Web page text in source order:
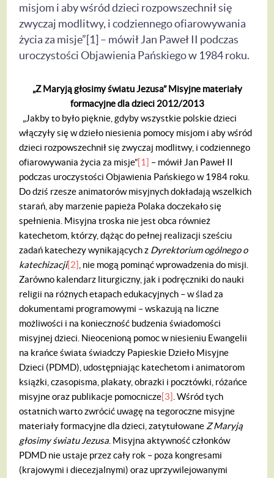
misjom i aby wśród dzieci rozpowszechnił się
zwyczaj modlitwy, i codziennego ofiarowywania
życia za misje”[1] – mówił Jan Paweł II podczas
uroczystości Objawienia Pańskiego w 1984 roku.
„Z Maryją głosimy światu Jezusa” Misyjne materiały
formacyjne dla dzieci 2012/2013
„Jakby to było pięknie, gdyby wszystkie polskie dzieci
włączyły się w dzieło niesienia pomocy misjom i aby wśród
dzieci rozpowszechnił się zwyczaj modlitwy, i codziennego
ofiarowywania życia za misje”[1] – mówił Jan Paweł II
podczas uroczystości Objawienia Pańskiego w 1984 roku.
Do dziś rzesze animatorów misyjnych dokładają wszelkich
starań, aby marzenie papieża Polaka doczekało się
spełnienia. Misyjna troska nie jest obca również
katechetom, którzy, dążąc do pełnej realizacji sześciu
zadań katechezy wynikających z Dyrektorium ogólnego o
katechizacji[2] , nie mogą pominąć wprowadzenia do misji.
Zarówno kalendarz liturgiczny, jak i podręczniki do nauki
religii na różnych etapach edukacyjnych – w ślad za
dokumentami programowymi – wskazują na liczne
możliwości i na konieczność budzenia świadomości
misyjnej dzieci. Nieocenioną pomoc w niesieniu Ewangelii
na krańce świata świadczy Papieskie Dzieło Misyjne
Dzieci (PDMD), udostępniając katechetom i animatorom
książki, czasopisma, plakaty, obrazki i pocztówki, różańce
misyjne oraz publikacje pomocnicze[3] . Wśród tych
ostatnich warto zwrócić uwagę na tegoroczne misyjne
materiały formacyjne dla dzieci, zatytułowane Z Maryją
głosimy światu Jezusa Misyjna aktywność członków
PDMD nie ustaje przez cały rok – poza kongresami
(krajowymi i diecezjalnymi) oraz uprzywilejowanymi